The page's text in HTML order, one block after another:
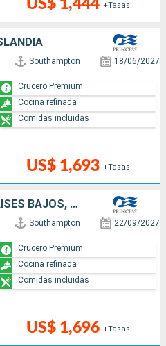
US$ 1,444 +Tasas
Southampton 18/06/2027
US$ 1,693 +Tasas
Crucero Premium
Cocina refinada
Comidas incluidas
REINO UNIDO, BÉLGICA, PAISES BAJOS, NORUEGA, DINAMARCA, ALEMANIA, FRANCIA
Southampton 22/09/2027
US$ 1,696 +Tasas
Crucero Premium
Cocina refinada
Comidas incluidas